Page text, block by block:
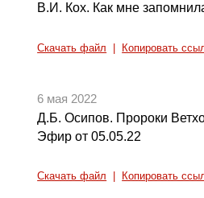
В.И. Кох. Как мне
Скачать файл Копировать
6 мая 2022
Д.Б. Осипов. Пророки
Эфир от 05.05.22
Скачать файл Копировать